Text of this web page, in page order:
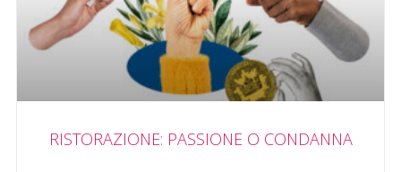
RISTORAZIONE: PASSIONE O CONDANNA